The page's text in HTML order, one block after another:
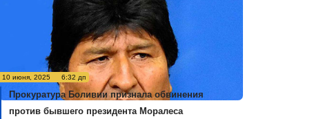
10 июня, 2025 6:32 дп
Прокуратура Боливии признала обвинения
против бывшего президента Моралеса